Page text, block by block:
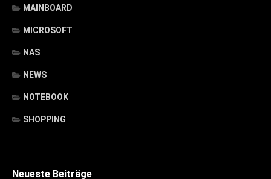
MAINBOARD
MICROSOFT
NAS
NEWS
NOTEBOOK
SHOPPING
Neueste Beiträge